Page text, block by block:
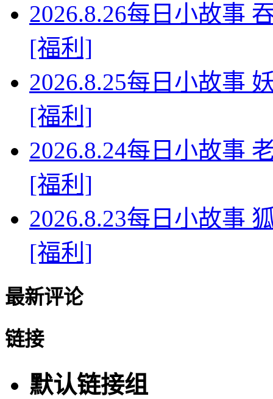
2026.8.26每日小故事
[福利]
2026.8.25每日小故事
[福利]
2026.8.24每日小故事
[福利]
2026.8.23每日小故事
[福利]
最新评论
链接
默认链接组